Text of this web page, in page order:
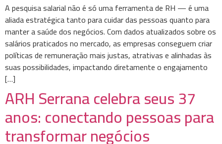
A pesquisa salarial não é só uma ferramenta de RH — é uma
aliada estratégica tanto para cuidar das pessoas quanto para
manter a saúde dos negócios. Com dados atualizados sobre os
salários praticados no mercado, as empresas conseguem criar
políticas de remuneração mais justas, atrativas e alinhadas às
suas possibilidades, impactando diretamente o engajamento
[…]
ARH Serrana celebra seus 37
anos: conectando pessoas para
transformar negócios